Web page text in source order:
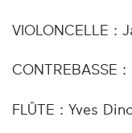
VIOLONCELLE :
CONTREBASSE
FLÛTE : Yves